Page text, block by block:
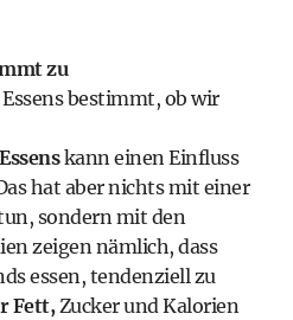
zu
bestimmt, ob wir
kann einen Einfluss
hat aber nichts mit einer
sondern mit den
zeigen nämlich, dass
essen, tendenziell zu
Fett,Zucker und Kalorien